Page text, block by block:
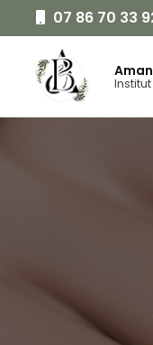
contenu
principal
07 86 70 33